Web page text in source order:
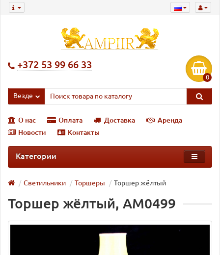
+372 53 99 66 33
0
Везде
О нас Оплата Доставка
Аренда
Новости
Контакты
Категории
Светильники Торшеры Торшер жёлтый
Торшер жёлтый, AM0499